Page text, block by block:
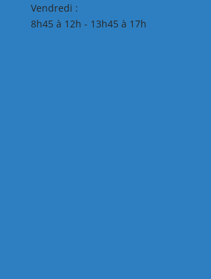
Vendredi :
8h45 à 12h - 13h45 à 17h